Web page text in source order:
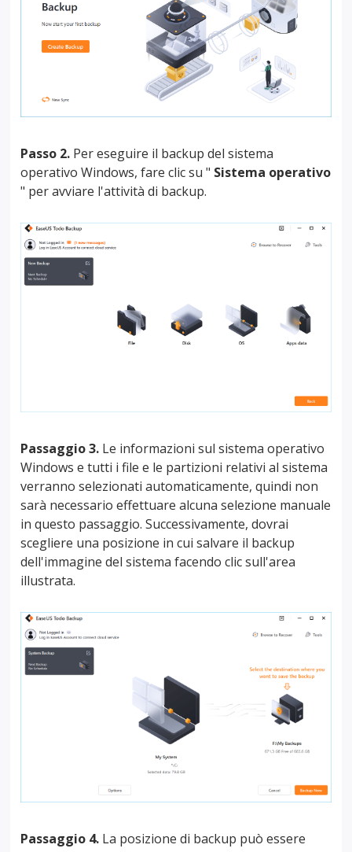
Passo 2. Per eseguire il backup del sistema
operativo Windows, fare clic su " Sistema operativo
" per avviare l'attività di backup.
Passaggio 3. Le informazioni sul sistema operativo
Windows e tutti i file e le partizioni relativi al sistema
verranno selezionati automaticamente, quindi non
sarà necessario effettuare alcuna selezione manuale
in questo passaggio. Successivamente, dovrai
scegliere una posizione in cui salvare il backup
dell'immagine del sistema facendo clic sull'area
illustrata.
Passaggio 4. La posizione di backup può essere